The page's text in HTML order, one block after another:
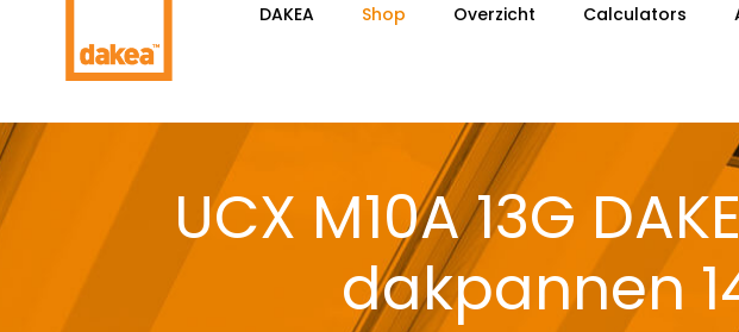
DAKEA Shop Overzicht Calculators
UCX M10A 13G
dakpannen